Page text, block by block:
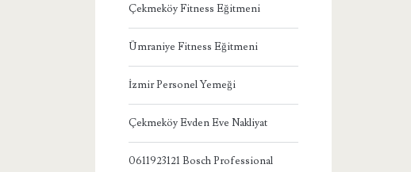
Çekmeköy Fitness Eğitmeni
Ümraniye Fitness Eğitmeni
İzmir Personel Yemeği
Çekmeköy Evden Eve Nakliyat
0611923121 Bosch Professional